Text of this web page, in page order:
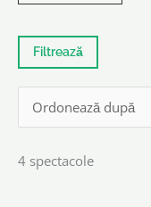
4 spectacole